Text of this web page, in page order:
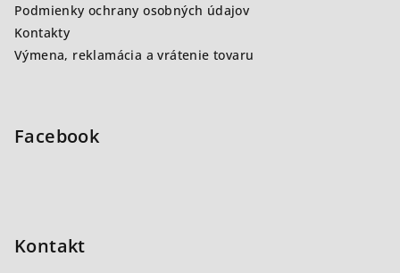
Podmienky ochrany osobných údajov
Kontakty
Výmena, reklamácia a vrátenie tovaru
Facebook
Kontakt